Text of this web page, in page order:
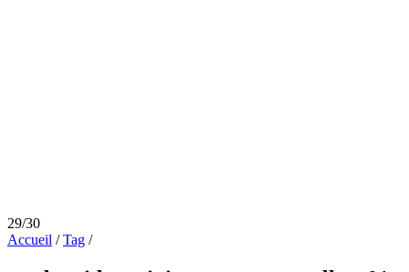
29/30
Accueil /Tag /